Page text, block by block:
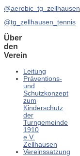
@aerobic_tg_zellhausen
@tg_zellhausen_tennis
Über
den
Verein
Leitung
Präventions-
und
Schutzkonzept
zum
Kinderschutz
der
Turngemeinde
1910
e.V.
Zellhausen
Vereinssatzung